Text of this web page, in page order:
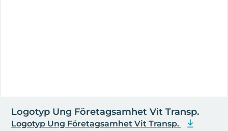
Logotyp Ung Företagsamhet Vit Transp.
Logotyp Ung Företagsamhet Vit Transp.